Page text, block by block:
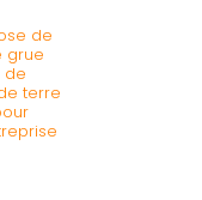
de
grue
de
terre